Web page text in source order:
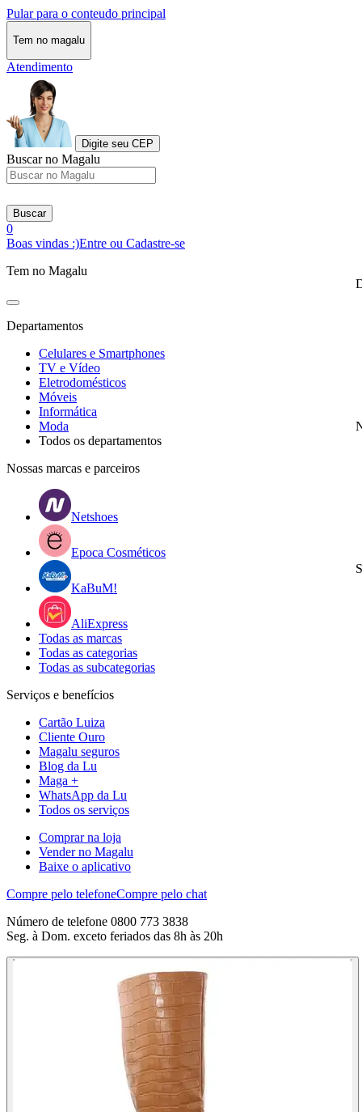
Pular para o conteudo principal
Tem no magalu
Atendimento
Digite seu CEP
Buscar no Magalu
Buscar
0
Boas vindas :)Entre ou Cadastre-se
Tem no Magalu
Departamentos
Celulares e Smartphones
TV e Vídeo
Eletrodomésticos
Móveis
Informática
Moda
Todos os departamentos
Nossas marcas e parceiros
Netshoes
Epoca Cosméticos
KaBuM!
AliExpress
Todas as marcas
Todas as categorias
Todas as subcategorias
Serviços e benefícios
Cartão Luiza
Cliente Ouro
Magalu seguros
Blog da Lu
Maga +
WhatsApp da Lu
Todos os serviços
Comprar na loja
Vender no Magalu
Baixe o aplicativo
Compre pelo telefoneCompre pelo chat
Número de telefone 0800 773 3838
Seg. à Dom. exceto feriados das 8h às 20h